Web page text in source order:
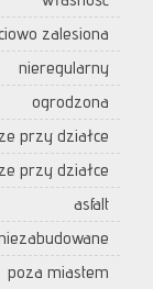
zalesiona
nieregularny
ogrodzona
przy działce
przy działce
asfalt
poza miastem